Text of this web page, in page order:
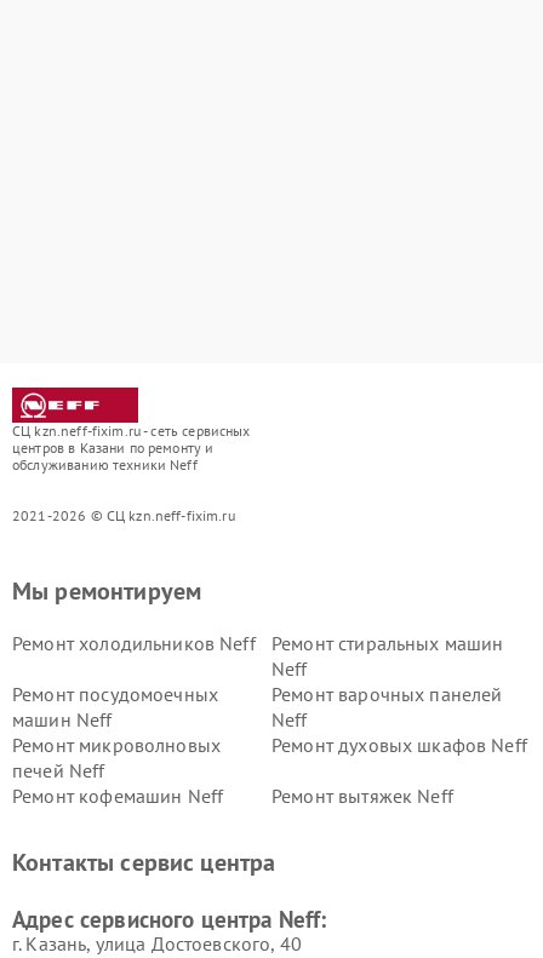
СЦ kzn.neff-fixim.ru - сеть сервисных
центров в Казани по ремонту и
обслуживанию техники Neff
2021-2026 © СЦ kzn.neff-fixim.ru
Мы ремонтируем
Ремонт холодильников Neff
Ремонт стиральных машин
Neff
Ремонт посудомоечных
машин Neff
Ремонт варочных панелей
Neff
Ремонт микроволновых
печей Neff
Ремонт духовых шкафов Neff
Ремонт кофемашин Neff Ремонт вытяжек Neff
Контакты сервис центра
Адрес сервисного центра Neff:
г. Казань, улица Достоевского, 40